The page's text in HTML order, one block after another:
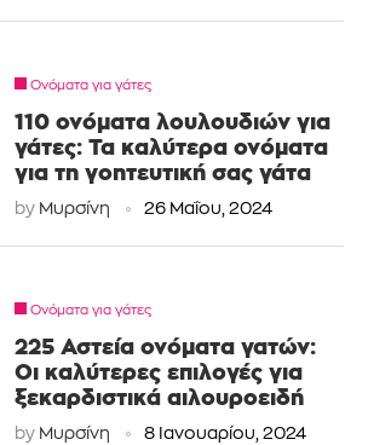
Ονόματα για γάτες
110 ονόματα λουλουδιών για
γάτες: Τα καλύτερα ονόματα
για τη γοητευτική σας γάτα
by Μυρσίνη 26 Μαΐου, 2024
Ονόματα για γάτες
225 Αστεία ονόματα γατών:
Οι καλύτερες επιλογές για
ξεκαρδιστικά αιλουροειδή
by Μυρσίνη 8 Ιανουαρίου, 2024